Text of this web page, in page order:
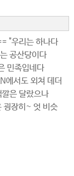
"우리는 하나다
공산당이다
민족입네다
서도 외쳐 데더
은 달랐으나
장히~ 엇 비슷